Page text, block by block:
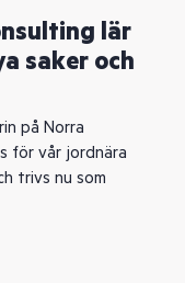
lär
saker och
på Norra
för vår jordnära
trivs nu som